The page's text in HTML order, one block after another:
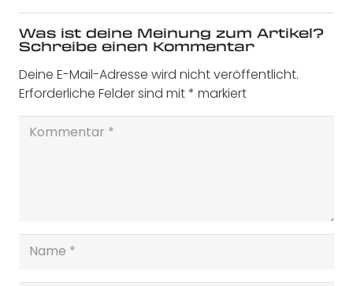
Was ist deine Meinung zum Artikel?
Schreibe einen Kommentar
Deine E-Mail-Adresse wird nicht veröffentlicht.
Erforderliche Felder sind mit* markiert